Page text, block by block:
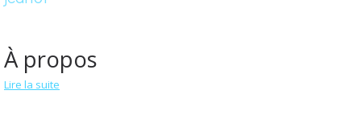
À propos
Lire la suite